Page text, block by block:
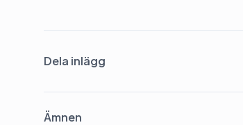
Dela inlägg
Ämnen